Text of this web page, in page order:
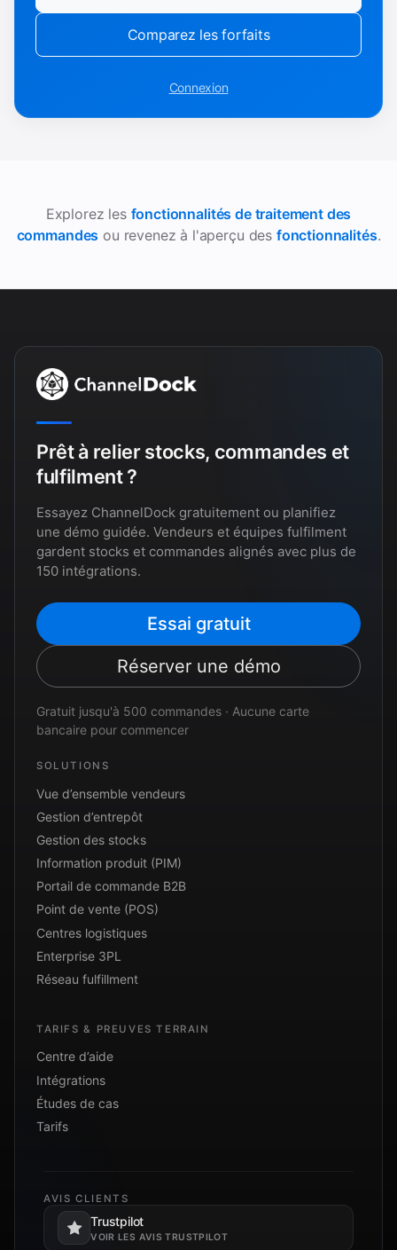
Comparez les forfaits
Connexion
Explorez les fonctionnalités de traitement des
commandes ou revenez à l'aperçu des fonctionnalités.
Prêt à relier stocks, commandes et
fulfilment ?
Essayez ChannelDock gratuitement ou planifiez
une démo guidée. Vendeurs et équipes fulfilment
gardent stocks et commandes alignés avec plus de
150 intégrations.
Essai gratuit
Réserver une démo
Gratuit jusqu'à 500 commandes · Aucune carte
bancaire pour commencer
SOLUTIONS
Vue d’ensemble vendeurs
Gestion d’entrepôt
Gestion des stocks
Information produit (PIM)
Portail de commande B2B
Point de vente (POS)
Centres logistiques
Enterprise 3PL
Réseau fulfillment
TARIFS & PREUVES TERRAIN
Centre d’aide
Intégrations
Études de cas
Tarifs
AVIS CLIENTS
Trustpilot
VOIR LES AVIS TRUSTPILOT
S’ouvre dans un nouvel onglet.